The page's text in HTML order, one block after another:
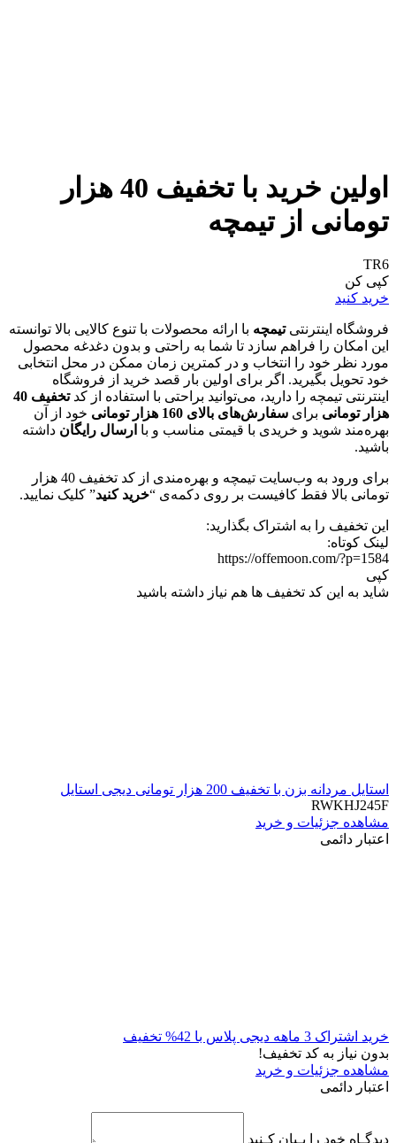
اولین خرید با تخفیف 40 هزار
تومانی از تیمچه
TR6
کپی کن
خرید کنید
فروشگاه اینترنتی تیمچه با ارائه محصولات با تنوع کالایی بالا توانسته
این امکان را فراهم سازد تا شما به راحتی و بدون دغدغه محصول
مورد نظر خود را انتخاب و در کمترین زمان ممکن در محل انتخابی
خود تحویل بگیرید. اگر برای اولین بار قصد خرید از فروشگاه
اینترنتی تیمچه را دارید، می‌توانید براحتی با استفاده از کد
تخفیف 40
هزار تومانی برای سفارش‌های بالای 160 هزار تومانی
خود از آن
بهره‌مند شوید و خریدی با قیمتی مناسب و با ارسال رایگان داشته
باشید.
برای ورود به وب‌سایت تیمچه و بهره‌مندی از کد تخفیف 40 هزار
تومانی بالا فقط کافیست بر روی دکمه‌ی “خرید کنید” کلیک نمایید.
این تخفیف را به اشتراک بگذارید:
لینک کوتاه:
https://offemoon.com/?p=1584
کپی
شاید به این کد تخفیف ها هم نیاز داشته باشید
استایل مردانه بزن با تخفیف 200 هزار تومانی دیجی استایل
RWKHJ245F
مشاهده جزئیات و خرید
اعتبار دائمی
خرید اشتراک 3 ماهه دیجی پلاس با 42% تخفیف
بدون نیاز به کد تخفیف!
مشاهده جزئیات و خرید
اعتبار دائمی
دیدگـاه خود را بـیان کـنید